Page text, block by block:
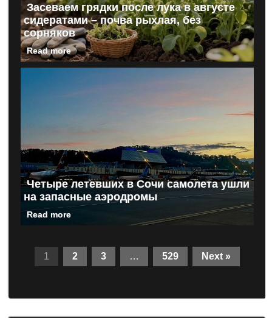
Засеваем грядки после лука в августе
сидератами – почва рыхлая, без
сорняков
Read more
Четыре летевших в Сочи самолета ушли
на запасные аэродромы
Read more
1 2 3 … 529 Next »